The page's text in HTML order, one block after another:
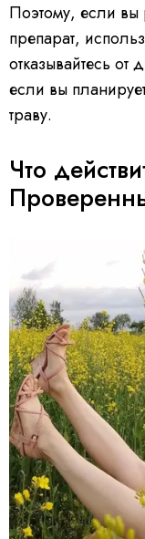
Поэтому, если вы
препарат,
отказывайтесь
если вы
траву.
Что